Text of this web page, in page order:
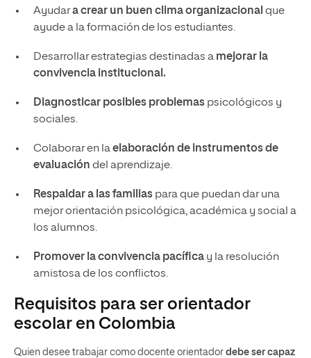
Ayudara crear un buen clima organizacional que
ayude a la formación de los estudiantes.
Desarrollar estrategias destinadas a mejorar la
convivencia institucional.
Diagnosticar posibles problemaspsicológicos y
sociales.
Colaborar en laelaboración de instrumentos de
evaluación del aprendizaje.
Respaldar a las familiaspara que puedan dar una
mejor orientación psicológica, académica y social a
los alumnos.
Promover la convivencia pacífica y la resolución
amistosa de los conflictos.
Requisitos para ser orientador
escolar en Colombia
Quien desee trabajar como docente orientador debe ser capaz